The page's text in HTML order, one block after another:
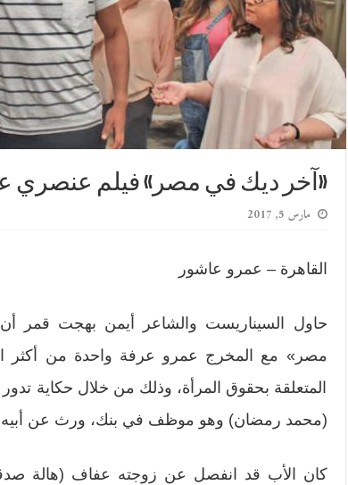
«آخر ديك في مصر» فيلم عنصري
مارس 5, 2017
القاهرة – عمرو عاشور
حاول السيناريست والشاعر أيمن بهجت قمر
مصر» مع المخرج عمرو عرفة واحدة من أكثر
المتعلقة بحقوق المرأة، وذلك من خلال حكاية
(محمد رمضان) وهو موظف في بنك، ورث عن أبيه
كان الأب قد انفصل عن زوجته عفاف (هالة